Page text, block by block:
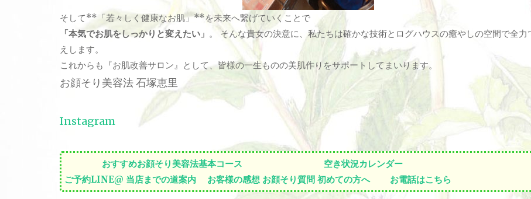
そして**「若々しく健康なお肌」**を未来へ繋げていくことで
「本気でお肌をしっかりと変えたい」 。
そんな貴女の決意に、私たちは確かな技術とログハウスの癒やしの空間で全力
えします。
これからも『お肌改善サロン』として、皆様の一生ものの美肌作りをサポートしてまいります。
お顔そり美容法 石塚恵里
Instagram
おすすめお顔そり美容法基本コース
空き状況カレンダー
ご予約LINE@ 当店までの道案内 お客様の感想 お顔そり質問 初めての方へ お電話はこちら